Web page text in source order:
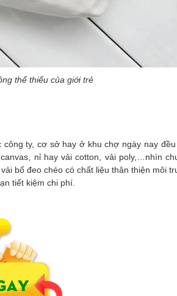
thể thiếu của giới trẻ
ty, cơ sở hay ở khu chợ ngày nay
nỉ hay vải cotton, vải poly,…nhìn
bố đeo chéo có chất liệu thân thiện môi
tiết kiệm chi phí.